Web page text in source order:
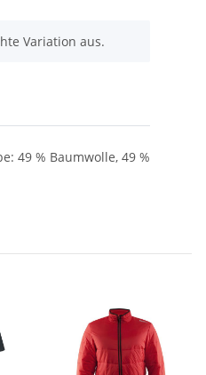
Variation aus.
49 % Baumwolle, 49 %